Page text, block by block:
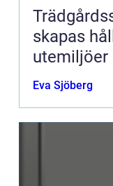
skapas
utemiljöer
Eva Sjöberg